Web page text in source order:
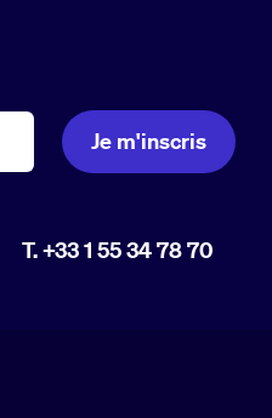
Je m'inscris
T. +33 1 55 34 78 70